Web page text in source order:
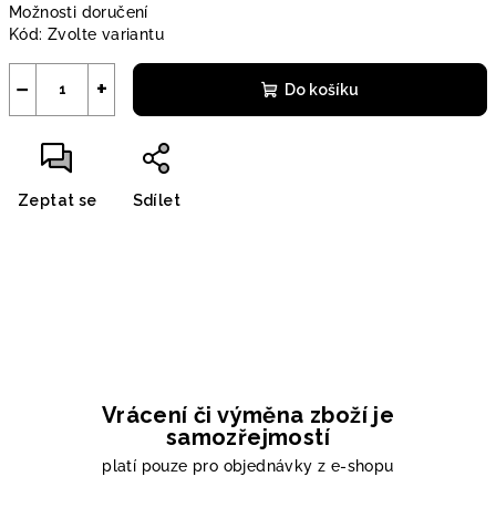
Možnosti doručení
Kód: Zvolte variantu
+
− Do košíku
Zeptat se Sdílet
Vrácení či výměna zboží je
samozřejmostí
platí pouze pro objednávky z e-shopu